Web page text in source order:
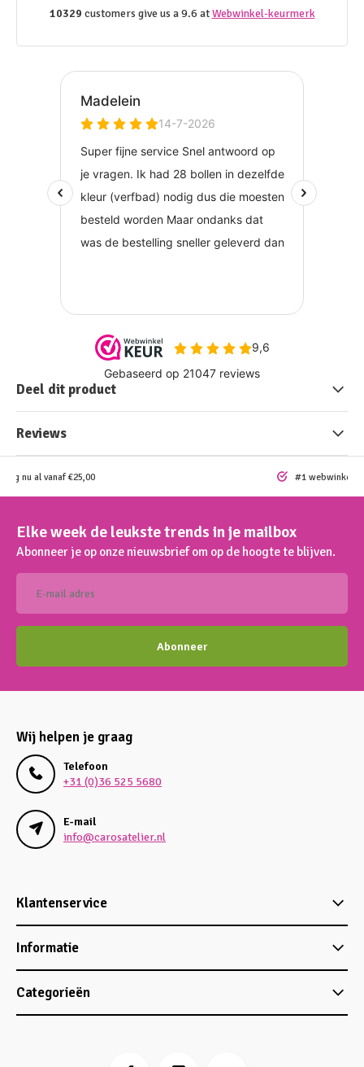
10329 customers give us a 9.6 atWebwinkel-keurmerk
Deel dit product
Reviews
nu al vanaf €25,00 #1 webwinkel
Elke week de leukste trends in je mailbox
Abonneer je op onze nieuwsbrief om op de hoogte te blijven.
Abonneer
Wij helpen je graag
Telefoon
+31 (0)36 525 5680
E-mail
info@carosatelier.nl
Klantenservice
Informatie
Categorieën